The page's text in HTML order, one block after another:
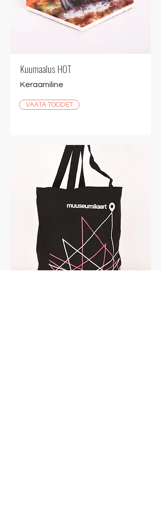
Kuumaalus HOT
Keraamiline
VAATA TOODET